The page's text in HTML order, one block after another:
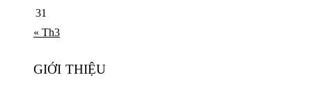
31
« Th3
GIỚI THIỆU